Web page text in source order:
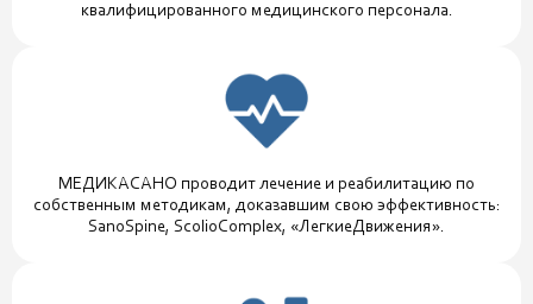
квалифицированного медицинского персонала.
МЕДИКАСАНО проводит лечение и реабилитацию по
собственным методикам, доказавшим свою эффективность:
SanoSpine, ScolioComplex, «ЛегкиеДвижения».